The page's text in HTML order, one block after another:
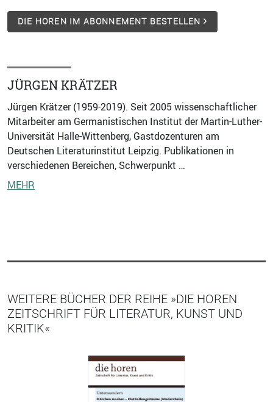
DIE HOREN IM ABONNEMENT BESTELLEN
JÜRGEN KRÄTZER
Jürgen Krätzer (1959-2019). Seit 2005 wissenschaftlicher
Mitarbeiter am Germanistischen Institut der Martin-Luther-
Universität Halle-Wittenberg, Gastdozenturen am
Deutschen Literaturinstitut Leipzig. Publikationen in
verschiedenen Bereichen, Schwerpunkt …
MEHR
WEITERE BÜCHER DER REIHE »DIE HOREN
ZEITSCHRIFT FÜR LITERATUR, KUNST UND
KRITIK«